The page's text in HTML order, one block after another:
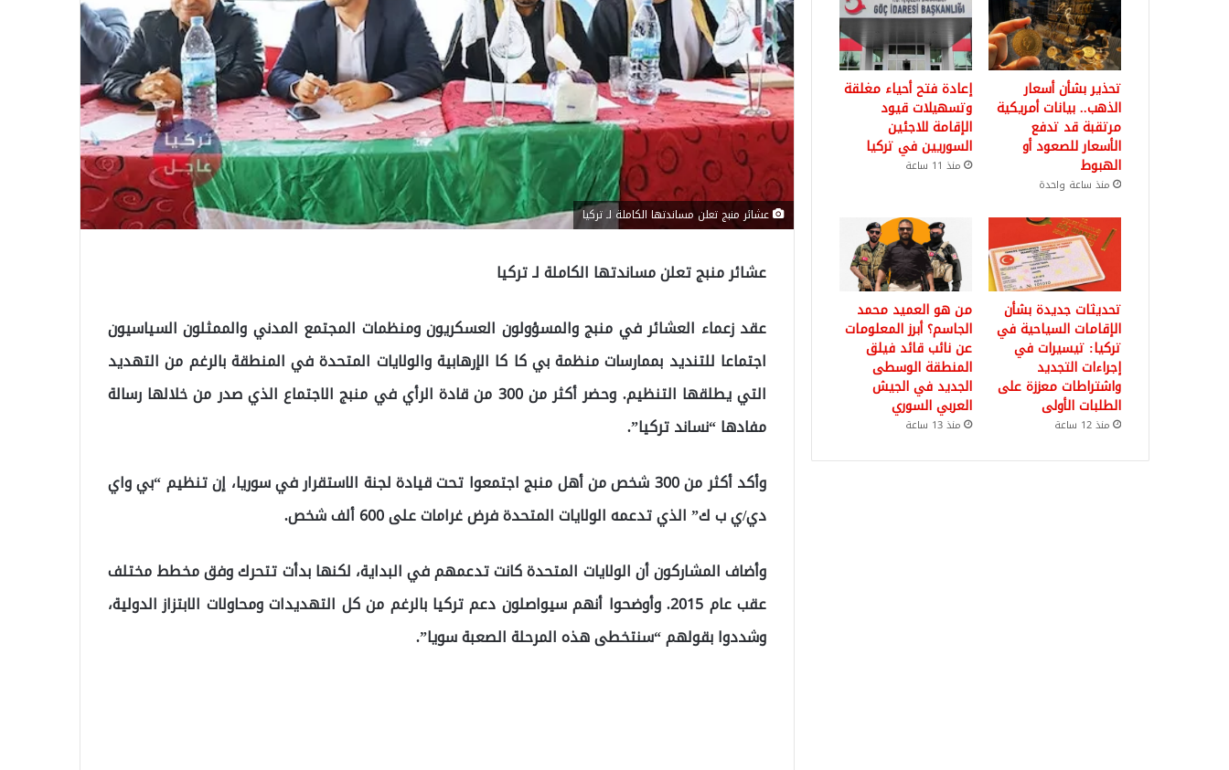
عشائر منبج تعلن مساندتها الكاملة لـ تركيا
عشائر منبج تعلن مساندتها الكاملة لـ تركيا
عقد زعماء العشائر في منبج والمسؤولون العسكريون ومنظمات المجتمع المدني والممثلون السياسيون
اجتماعا للتنديد بممارسات منظمة بي كا كا الإرهابية والولايات المتحدة في المنطقة بالرغم من التهديد
التي يطلقها التنظيم. وحضر أكثر من 300 من قادة الرأي في منبج الاجتماع الذي صدر من خلالها رسالة
مفادها “نساند تركيا”.
وأكد أكثر من 300 شخص من أهل منبج اجتمعوا تحت قيادة لجنة الاستقرار في سوريا، إن تنظيم “بي واي
دي/ي ب ك” الذي تدعمه الولايات المتحدة فرض غرامات على 600 ألف شخص.
وأضاف المشاركون أن الولايات المتحدة كانت تدعمهم في البداية، لكنها بدأت تتحرك وفق مخطط مختلف
عقب عام 2015. وأوضحوا أنهم سيواصلون دعم تركيا بالرغم من كل التهديدات ومحاولات الابتزاز الدولية،
وشددوا بقولهم “سنتخطى هذه المرحلة الصعبة سويا”.
تحذير بشأن أسعار
الذهب.. بيانات أمريكية
مرتقبة قد تدفع
الأسعار للصعود أو
الهبوط
منذ ساعة واحدة
إعادة فتح أحياء مغلقة
وتسهيلات قيود
الإقامة للاجئين
السوريين في تركيا
منذ 11 ساعة
تحديثات جديدة بشأن
الإقامات السياحية في
تركيا: تيسيرات في
إجراءات التجديد
واشتراطات معززة على
الطلبات الأولى
منذ 12 ساعة
من هو العميد محمد
الجاسم؟ أبرز المعلومات
عن نائب قائد فيلق
المنطقة الوسطى
الجديد في الجيش
العربي السوري
منذ 13 ساعة